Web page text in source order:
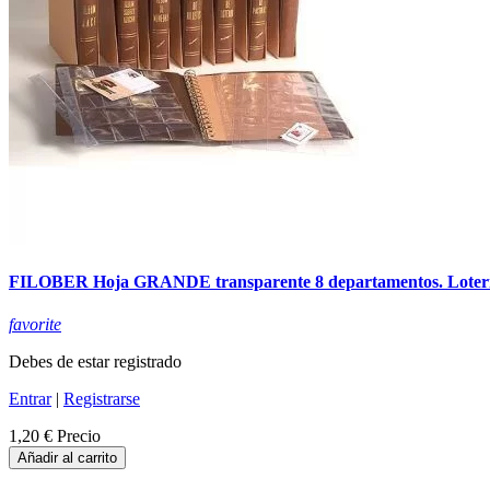
FILOBER Hoja GRANDE transparente 8 departamentos.
favorite
Debes de estar registrado
Entrar| Registrarse
1,20 € Precio
Añadir al carrito